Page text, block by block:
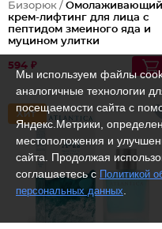
Бизорюк / Омолаживающий
крем-лифтинг для лица с
пептидом змеиного яда и
муцином улитки
594 ₽
Мы используем файлы
аналогичные технологии
посещаемости сайта с
Яндекс.Метрики,
местоположения и
сайта. Продолжая
соглашаетесь с Политикой
персональных данных